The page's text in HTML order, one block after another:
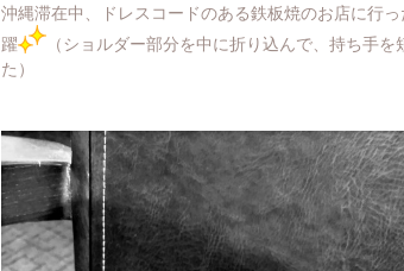
沖縄滞在中、ドレスコードのある鉄板焼のお店に行
躍
（ショルダー部分を中に折り込んで、持ち手を
た）